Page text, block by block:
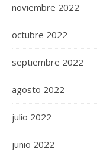
noviembre 2022
octubre 2022
septiembre 2022
agosto 2022
julio 2022
junio 2022